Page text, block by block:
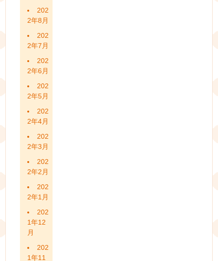
202
2年8月
202
2年7月
202
2年6月
202
2年5月
202
2年4月
202
2年3月
202
2年2月
202
2年1月
202
1年12
月
202
1年11